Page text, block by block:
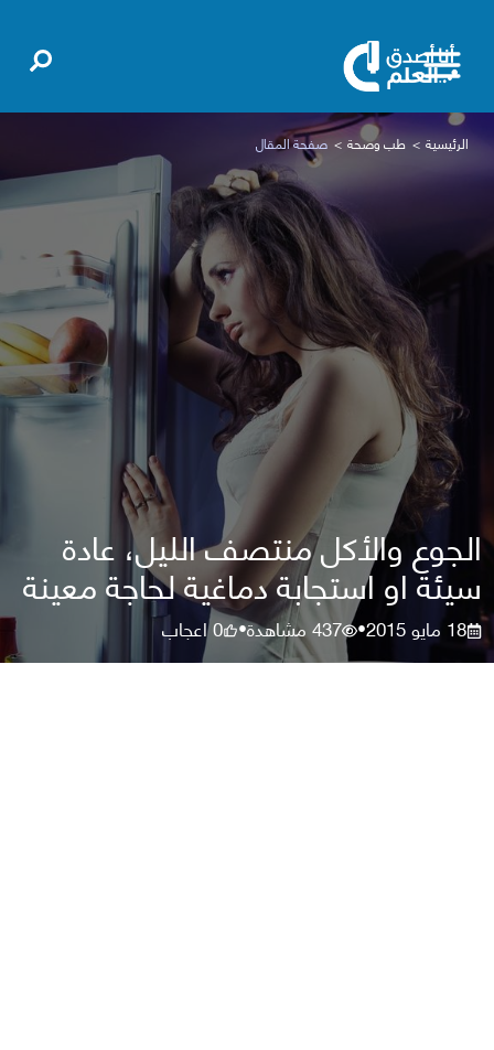
الرئيسية طب وصحة صفحة المقال
الجوع والأكل منتصف الليل، عادة
سيئة او استجابة دماغية لحاجة معينة
18 مايو 2015 •
437مشاهدة•
0اعجاب